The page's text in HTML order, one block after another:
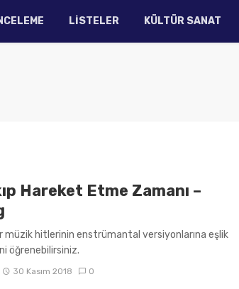
LISTELER KÜLTÜR SANAT
Hareket Etme Zamanı –
müzik hitlerinin enstrümantal versiyonlarına eşlik
öğrenebilirsiniz.
30 Kasım 2018 0